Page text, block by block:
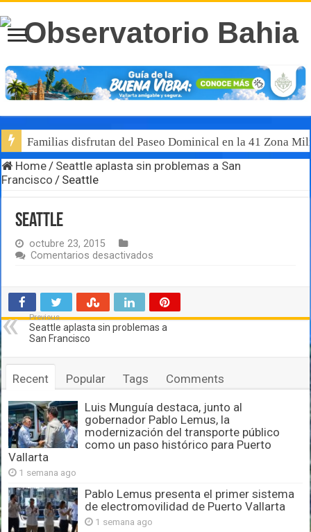
Familias disfrutan del Paseo Dominical en la 41 Zona
Home/ Seattle aplasta sin problemas a San
Francisco / Seattle
Seattle
octubre 23, 2015
Comentarios desactivados
Previous
Seattle aplasta sin problemas a
San Francisco
Recent Popular Tags Comments
Luis Munguía destaca, junto al
gobernador Pablo Lemus, la
modernización del transporte público
como un paso histórico para Puerto
Vallarta
1 semana ago
Pablo Lemus presenta el primer sistema
de electromovilidad de Puerto Vallarta
1 semana ago